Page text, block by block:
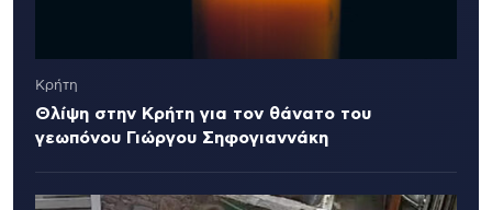
Κρήτη
Θλίψη στην Κρήτη για τον θάνατο του
γεωπόνου Γιώργου Σηφογιαννάκη